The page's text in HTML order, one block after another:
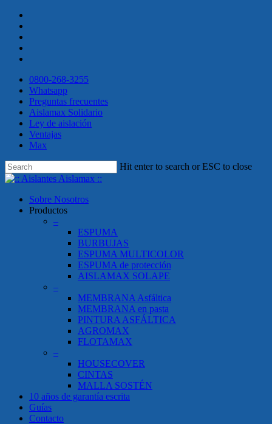
Skip
main
content
0800-268-3255
Whatsapp
Preguntas frecuentes
Aislamax Solidario
Ley de aislación
Ventajas
Max
Hit enter to search or ESC to close
Close
search
Menu
Sobre Nosotros
Productos
–
ESPUMA
BURBUJAS
ESPUMA MULTICOLOR
ESPUMA de protección
AISLAMAX SOLAPE
–
MEMBRANA Asfáltica
MEMBRANA en pasta
PINTURA ASFÁLTICA
AGROMAX
FLOTAMAX
–
HOUSECOVER
CINTAS
MALLA SOSTÉN
10 años de garantía escrita
Guías
Contacto